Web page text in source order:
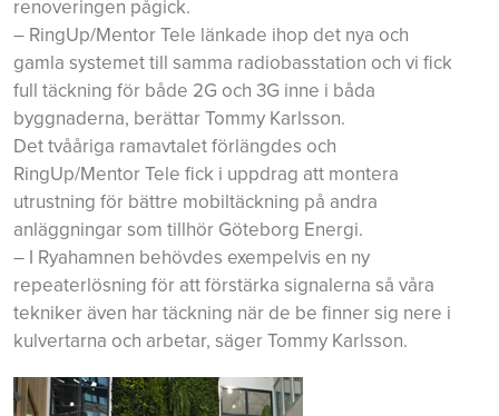
renoveringen pågick.
– RingUp/Mentor Tele länkade ihop det nya och
gamla systemet till samma radiobasstation och vi fick
full täckning för både 2G och 3G inne i båda
byggnaderna, berättar Tommy Karlsson.
Det tvååriga ramavtalet förlängdes och
RingUp/Mentor Tele fick i uppdrag att montera
utrustning för bättre mobiltäckning på andra
anläggningar som tillhör Göteborg Energi.
– I Ryahamnen behövdes exempelvis en ny
repeaterlösning för att förstärka signalerna så våra
tekniker även har täckning när de be finner sig nere i
kulvertarna och arbetar, säger Tommy Karlsson.